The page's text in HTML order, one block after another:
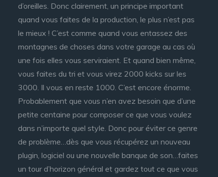
d’oreilles. Donc clairement, un principe important
quand vous faites de la production, le plus n’est pas
le mieux ! C’est comme quand vous entassez des
montagnes de choses dans votre garage au cas où
une fois elles vous serviraient. Et quand bien même,
vous faites du tri et vous virez 2000 kicks sur les
3000. Il vous en reste 1000. C’est encore énorme.
Probablement que vous n’en avez besoin que d’une
petite centaine pour composer ce que vous voulez
dans n’importe quel style. Donc pour éviter ce genre
de problème…dès que vous récupérez un nouveau
plugin, logiciel ou une nouvelle banque de son…faites
un tour d’horizon général et gardez tout ce que vous